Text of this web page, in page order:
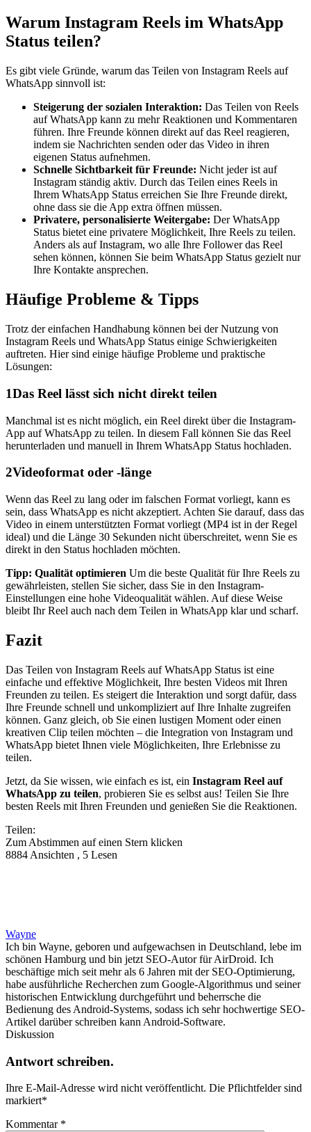
Warum Instagram Reels im WhatsApp
Status teilen?
Es gibt viele Gründe, warum das Teilen von Instagram Reels auf
WhatsApp sinnvoll ist:
Steigerung der sozialen Interaktion: Das Teilen von Reels
auf WhatsApp kann zu mehr Reaktionen und Kommentaren
führen. Ihre Freunde können direkt auf das Reel reagieren,
indem sie Nachrichten senden oder das Video in ihren
eigenen Status aufnehmen.
Schnelle Sichtbarkeit für Freunde: Nicht jeder ist auf
Instagram ständig aktiv. Durch das Teilen eines Reels in
Ihrem WhatsApp Status erreichen Sie Ihre Freunde direkt,
ohne dass sie die App extra öffnen müssen.
Privatere, personalisierte Weitergabe: Der WhatsApp
Status bietet eine privatere Möglichkeit, Ihre Reels zu teilen.
Anders als auf Instagram, wo alle Ihre Follower das Reel
sehen können, können Sie beim WhatsApp Status gezielt nur
Ihre Kontakte ansprechen.
Häufige Probleme & Tipps
Trotz der einfachen Handhabung können bei der Nutzung von
Instagram Reels und WhatsApp Status einige Schwierigkeiten
auftreten. Hier sind einige häufige Probleme und praktische
Lösungen:
1Das Reel lässt sich nicht direkt teilen
Manchmal ist es nicht möglich, ein Reel direkt über die Instagram-
App auf WhatsApp zu teilen. In diesem Fall können Sie das Reel
herunterladen und manuell in Ihrem WhatsApp Status hochladen.
2Videoformat oder -länge
Wenn das Reel zu lang oder im falschen Format vorliegt, kann es
sein, dass WhatsApp es nicht akzeptiert. Achten Sie darauf, dass das
Video in einem unterstützten Format vorliegt (MP4 ist in der Regel
ideal) und die Länge 30 Sekunden nicht überschreitet, wenn Sie es
direkt in den Status hochladen möchten.
Tipp: Qualität optimieren Um die beste Qualität für Ihre Reels zu
gewährleisten, stellen Sie sicher, dass Sie in den Instagram-
Einstellungen eine hohe Videoqualität wählen. Auf diese Weise
bleibt Ihr Reel auch nach dem Teilen in WhatsApp klar und scharf.
Fazit
Das Teilen von Instagram Reels auf WhatsApp Status ist eine
einfache und effektive Möglichkeit, Ihre besten Videos mit Ihren
Freunden zu teilen. Es steigert die Interaktion und sorgt dafür, dass
Ihre Freunde schnell und unkompliziert auf Ihre Inhalte zugreifen
können. Ganz gleich, ob Sie einen lustigen Moment oder einen
kreativen Clip teilen möchten – die Integration von Instagram und
WhatsApp bietet Ihnen viele Möglichkeiten, Ihre Erlebnisse zu
teilen.
Jetzt, da Sie wissen, wie einfach es ist, ein Instagram Reel auf
WhatsApp zu teilen, probieren Sie es selbst aus! Teilen Sie Ihre
besten Reels mit Ihren Freunden und genießen Sie die Reaktionen.
Teilen:
Zum Abstimmen auf einen Stern klicken
8884 Ansichten , 5 Lesen
Wayne
Ich bin Wayne, geboren und aufgewachsen in Deutschland, lebe im
schönen Hamburg und bin jetzt SEO-Autor für AirDroid. Ich
beschäftige mich seit mehr als 6 Jahren mit der SEO-Optimierung,
habe ausführliche Recherchen zum Google-Algorithmus und seiner
historischen Entwicklung durchgeführt und beherrsche die
Bedienung des Android-Systems, sodass ich sehr hochwertige SEO-
Artikel darüber schreiben kann Android-Software.
Diskussion
Antwort schreiben.
Ihre E-Mail-Adresse wird nicht veröffentlicht. Die Pflichtfelder sind
markiert*
Kommentar *